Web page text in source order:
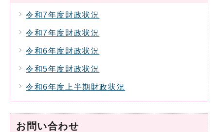
令和7年度財政状況
令和7年度財政状況
令和6年度財政状況
令和5年度財政状況
令和6年度上半期財政状況
お問い合わせ